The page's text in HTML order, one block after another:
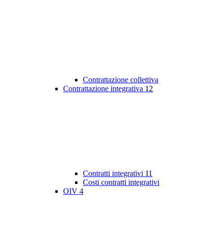
Contrattazione collettiva
Contrattazione integrativa 12
Contratti integrativi 11
Costi contratti integrativi
OIV 4